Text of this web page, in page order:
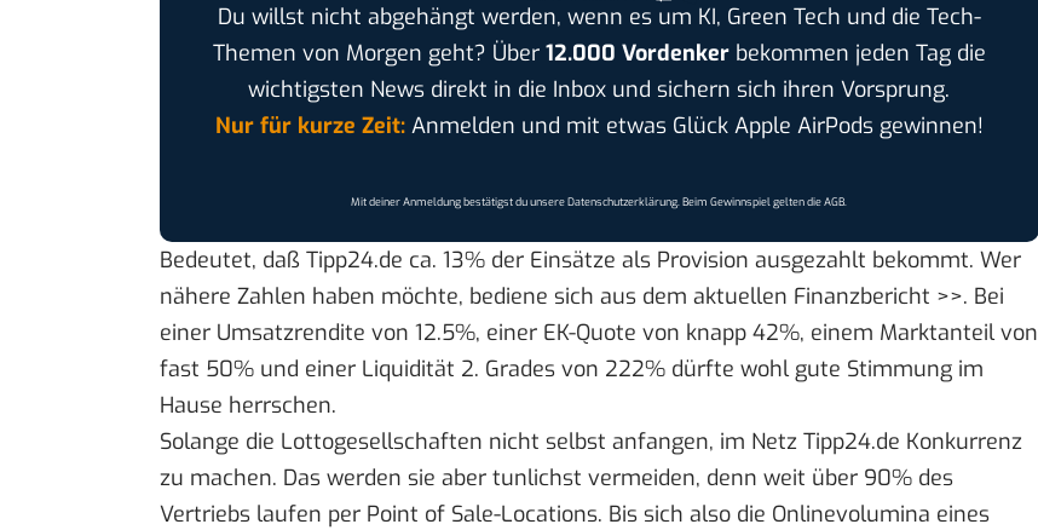
Du willst nicht abgehängt werden, wenn es um KI, Green Tech und die Tech-
Themen von Morgen geht? Über 12.000 Vordenkerbekommen jeden Tag die
wichtigsten News direkt in die Inbox und sichern sich ihren Vorsprung.
Nur für kurze Zeit:Anmelden und mit etwas Glück Apple AirPods gewinnen!
Mit deiner Anmeldung bestätigst du unsereDatenschutzerklärung. Beim Gewinnspiel gelten dieAGB.
Bedeutet, daß Tipp24.de ca. 13% der Einsätze als Provision ausgezahlt bekommt. Wer
nähere Zahlen haben möchte, bediene sich aus dem aktuellen Finanzbericht >>. Bei
einer Umsatzrendite von 12.5%, einer EK-Quote von knapp 42%, einem Marktanteil von
fast 50% und einer Liquidität 2. Grades von 222% dürfte wohl gute Stimmung im
Hause herrschen.
Solange die Lottogesellschaften nicht selbst anfangen, im Netz Tipp24.de Konkurrenz
zu machen. Das werden sie aber tunlichst vermeiden, denn weit über 90% des
Vertriebs laufen per Point of Sale-Locations. Bis sich also die Onlinevolumina eines